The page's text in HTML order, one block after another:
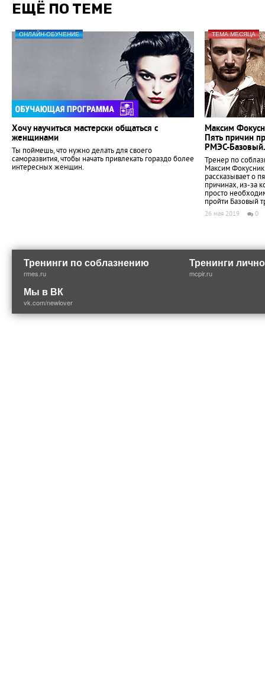
ЕЩЁ ПО ТЕМЕ
ОНЛАЙН-ОБУЧЕНИЕ
Хочу научиться мастерски общаться с
женщинами
Ты поймешь, что нужно делать для своего
саморазвития, чтобы начать привлекать гораздо более
интересных женщин.
ТЕМА МЕСЯЦА
Максим
Пять причин
РМЭС-Базовый.
Тренер по
Максим Фокусник
рассказывает о
причинах, из-за
просто
пройти Базовый
26 мая 2019 0
Тренинги по соблазнению
rmes.ru
Тренинги
mcpir.ru
Мы в ВК
vk.com/newlover